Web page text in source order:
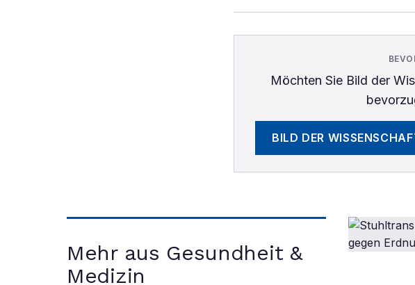
Möchten Sie Bild der
BILD DER
Mehr aus Gesundheit &
Medizin